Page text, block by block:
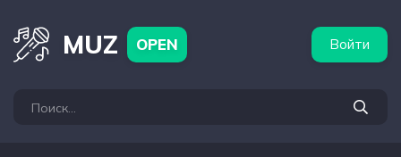
MUZ OPEN Войти
артисты Популярные подборки